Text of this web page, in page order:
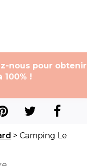
nous pour obtenir
!
> Camping Le